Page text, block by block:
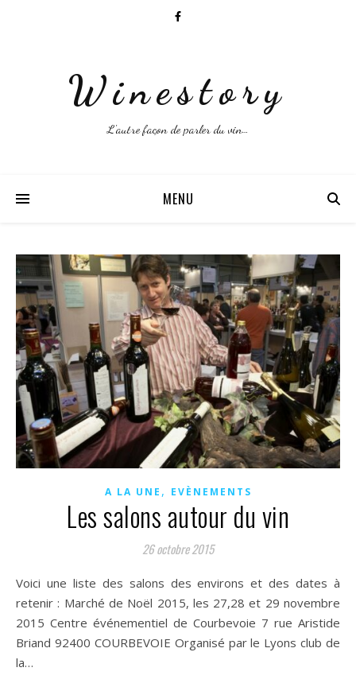
Winestory
L'autre façon de parler du vin…
MENU
A LA UNE , EVÈNEMENTS
Les salons autour du vin
26 octobre 2015
Voici une liste des salons des environs et des dates à
retenir : Marché de Noël 2015, les 27,28 et 29 novembre
2015 Centre événementiel de Courbevoie 7 rue Aristide
Briand 92400 COURBEVOIE Organisé par le Lyons club de
la…